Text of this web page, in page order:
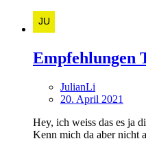
Empfehlungen
JulianLi
20. April 2021
Hey, ich weiss das es ja
Kenn mich da aber nicht